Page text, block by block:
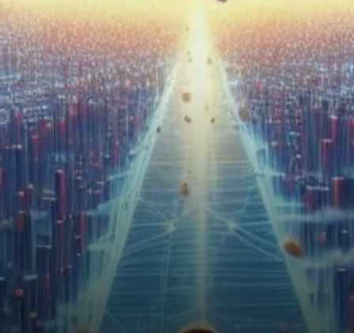
Mouvements Plus Importants
?